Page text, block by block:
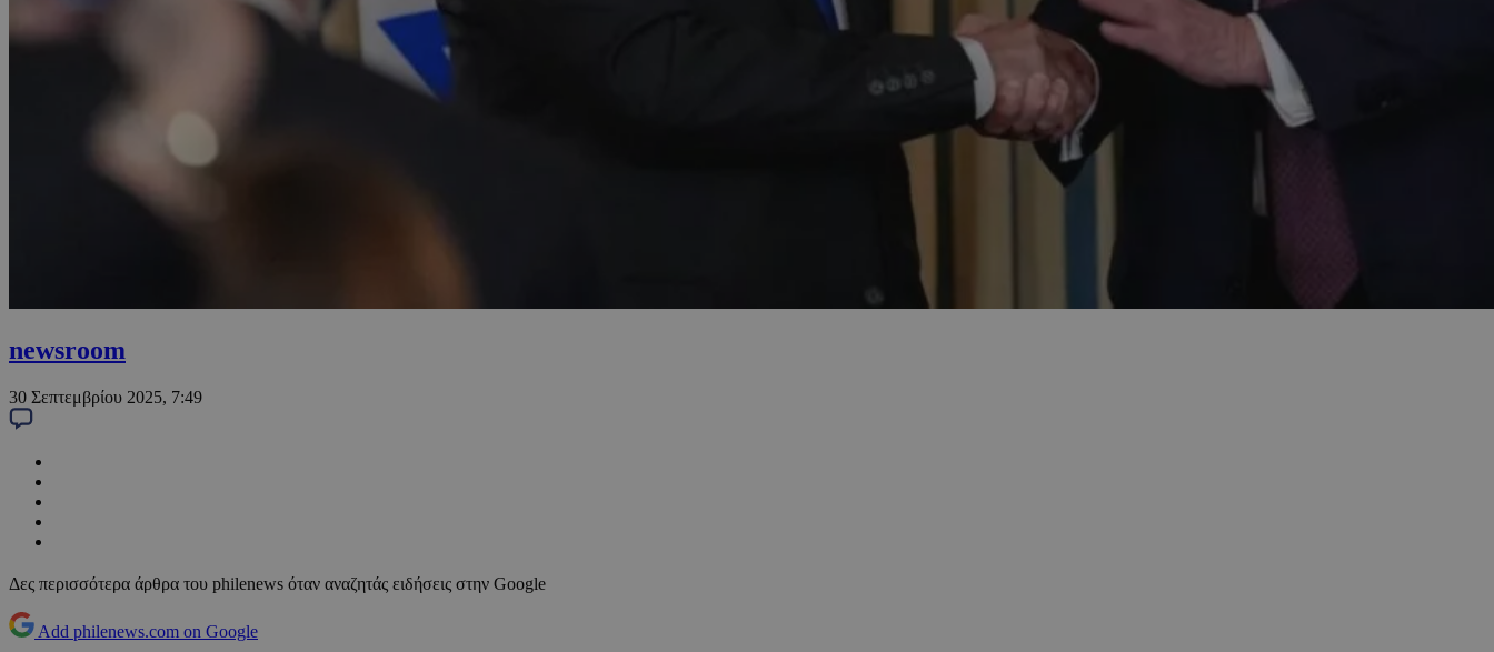
newsroom
30 Σεπτεμβρίου 2025, 7:49
Δες περισσότερα άρθρα του philenews όταν αναζητάς ειδήσεις στην Google
Add philenews.com on Google